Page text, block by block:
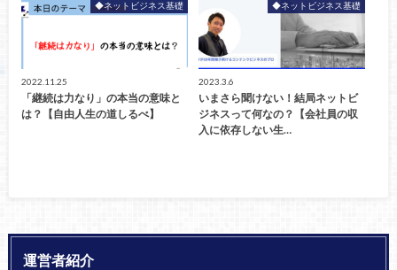
◆ネットビジネス基礎
2022.11.25
「継続は力なり」の本当の意味と
は？【自由人生の道しるべ】
◆ネットビジネス基礎
2023.3.6
いまさら聞けない！結局ネットビ
ジネスって何なの？【会社員の収
入に依存しない生…
運営者紹介